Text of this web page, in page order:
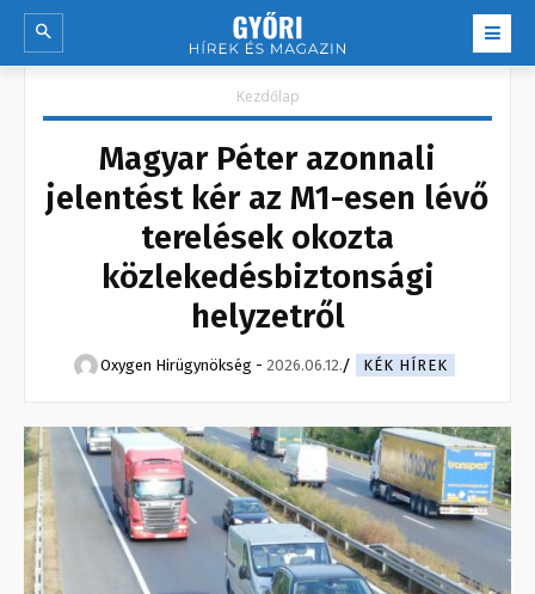
Kezdőlap
Magyar Péter azonnali
jelentést kér az M1-esen lévő
terelések okozta
közlekedésbiztonsági
helyzetről
Oxygen Hirügynökség - 2026.06.12. KÉK HÍREK